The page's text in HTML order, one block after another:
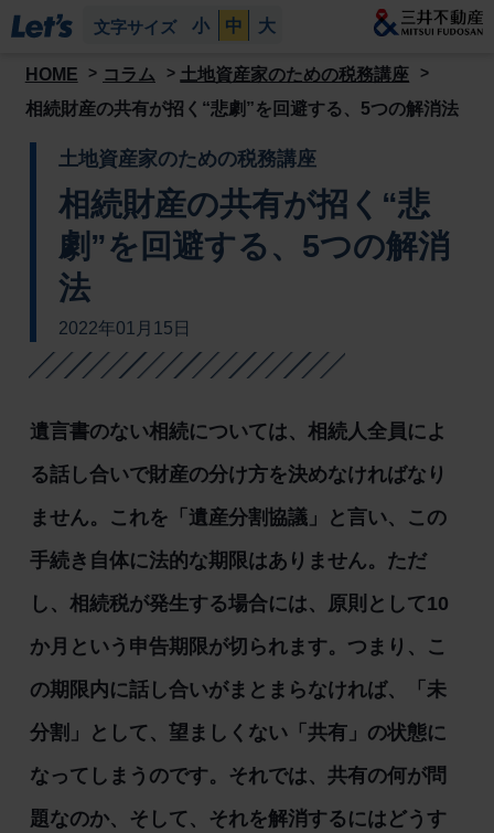
文字サイズ 小 中 大
HOME コラム
土地資産家のための税務講座
相続財産の共有が招く“悲劇”を回避する、5つの解消法
土地資産家のための税務講座
相続財産の共有が招く“悲
劇”を回避する、5つの解消
法
2022年01月15日
遺言書のない相続については、相続人全員によ
る話し合いで財産の分け方を決めなければなり
ません。これを「遺産分割協議」と言い、この
手続き自体に法的な期限はありません。ただ
し、相続税が発生する場合には、原則として10
か月という申告期限が切られます。つまり、こ
の期限内に話し合いがまとまらなければ、「未
分割」として、望ましくない「共有」の状態に
なってしまうのです。それでは、共有の何が問
題なのか、そして、それを解消するにはどうす